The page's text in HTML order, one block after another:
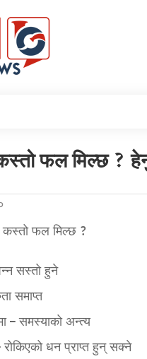
फल मिल्छ ?
कस्तो फल मिल्छ ?
सस्तो हुने
समाप्त
– समस्याको अन्त्य
धन प्राप्त हुन् सक्ने